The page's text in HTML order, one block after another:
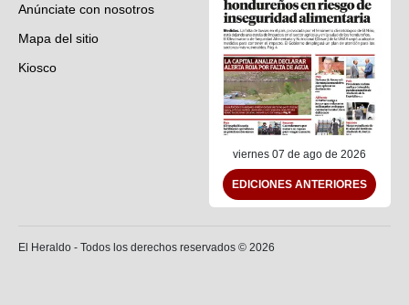
Anúnciate con nosotros
Mapa del sitio
Kiosco
viernes 07 de ago de 2026
EDICIONES ANTERIORES
El Heraldo - Todos los derechos reservados © 2026